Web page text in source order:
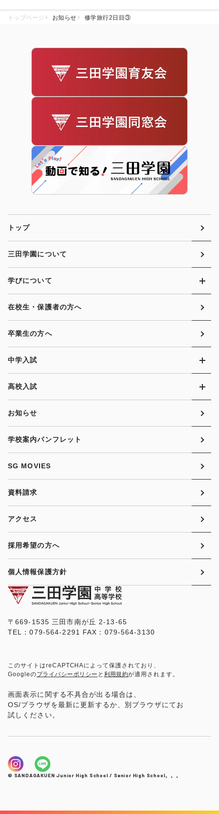
トップページ お知らせ 修学旅行2日目③
〒669-1535 三田市南が丘 2-13-65
TEL：079-564-2291 FAX：079-564-3130
このサイトはreCAPTCHAによって保護されており、
Googleのプライバシーポリシー と 利用規約が適用されます。
画面表示に関する不具合が出る場合は、
OS/ブラウザを最新に更新するか、別ブラウザにてお
試しください。
トップ
三田学園について
学びについて
在校生・保護者の方へ
卒業生の方へ
中学入試
高校入試
お知らせ
学校案内パンフレット
SG MOVIES
資料請求
アクセス
採用希望の方へ
個人情報保護方針
© SANDAGAKUEN Junior High School / Senior High School。。。